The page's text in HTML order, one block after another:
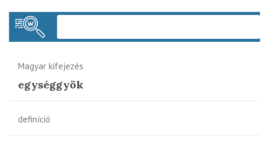
Magyar kifejezés
egységgyök
definíció